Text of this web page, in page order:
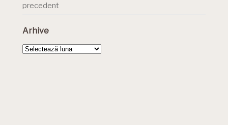
precedent
Arhive
Arhive